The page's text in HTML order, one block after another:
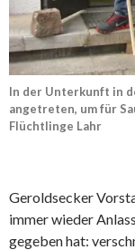
In der Unterkunft in
angetreten, um für
Flüchtlinge Lahr
Geroldsecker
immer wieder
gegeben hat: